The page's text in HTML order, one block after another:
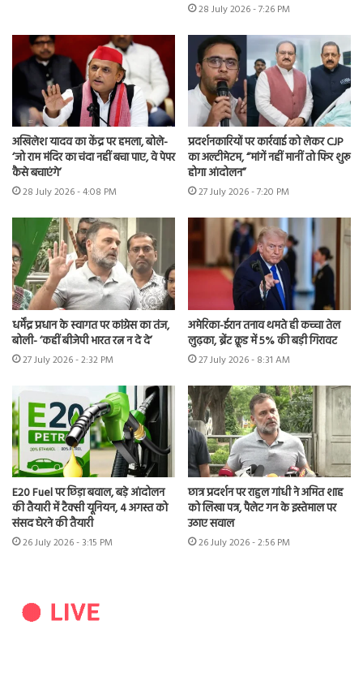
28 July 2026 - 7:26 PM
अखिलेश यादव का केंद्र पर हमला, बोले-
‘जो राम मंदिर का चंदा नहीं बचा पाए, वे पेपर
कैसे बचाएंगे’
28 July 2026 - 4:08 PM
प्रदर्शनकारियों पर कार्रवाई को लेकर CJP
का अल्टीमेटम, “मांगें नहीं मानीं तो फिर शुरू
होगा आंदोलन”
27 July 2026 - 7:20 PM
धर्मेंद्र प्रधान के स्वागत पर कांग्रेस का तंज,
बोली- ‘कहीं बीजेपी भारत रत्न न दे दे’
27 July 2026 - 2:32 PM
अमेरिका-ईरान तनाव थमते ही कच्चा तेल
लुढ़का, ब्रेंट क्रूड में 5% की बड़ी गिरावट
27 July 2026 - 8:31 AM
E20 Fuel पर छिड़ा बवाल, बड़े आंदोलन
की तैयारी में टैक्सी यूनियन, 4 अगस्त को
संसद घेरने की तैयारी
26 July 2026 - 3:15 PM
छात्र प्रदर्शन पर राहुल गांधी ने अमित शाह
को लिखा पत्र, पैलेट गन के इस्तेमाल पर
उठाए सवाल
26 July 2026 - 2:56 PM